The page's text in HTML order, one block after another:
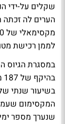
שקלים על-ידי
הערים לה זכתה
לממן רכישת
במסגרת הגיוס